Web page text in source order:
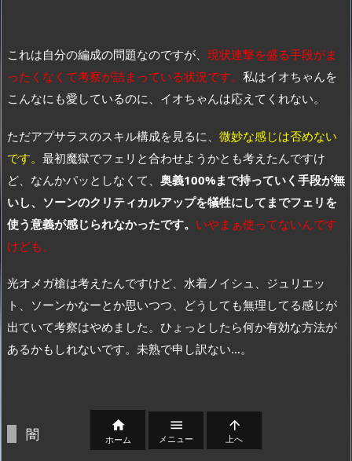
これは自分の編成の問題なのですが、 現状連撃を盛る手段がま
ったくなくて考察が詰まっている状況です。 私はイオちゃんを
こんなにも愛しているのに、イオちゃんは応えてくれない。
ただアプサラスのスキル構成を見るに、 微妙な感じは否めない
です。 最初魔獄でフェリと合わせようかとも考えたんですけ
ど、なんかパッとしなくて、 奥義100%まで持っていく手段が無
いし、ソーンのクリティカルアップを犠牲にしてまでフェリを
使う意義が感じられなかったです。 いやまぁ使ってないんです
けども。
光オメガ槍は考えたんですけど、水着ノイシュ、ジュリエッ
ト、ソーンかなーとか思いつつ、どうしても無理してる感じが
出ていて考察はやめました。ひょっとしたら何か有効な方法が
あるかもしれないです。未熟で申し訳ない…。
闇 
ホーム

メニュー

上へ